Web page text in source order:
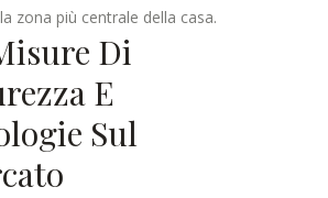
zona più centrale della casa.
Di
E
Sul